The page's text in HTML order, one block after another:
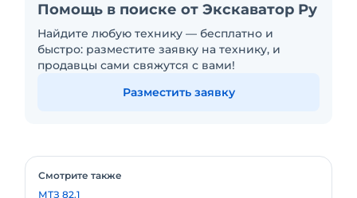
Помощь в поиске от Экскаватор Ру
Найдите любую технику — бесплатно и
быстро: разместите заявку на технику, и
продавцы сами свяжутся с вами!
Разместить заявку
Смотрите также
МТЗ 82.1